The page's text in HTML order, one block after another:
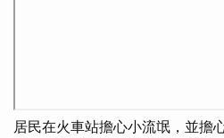
居民在火車站擔心小流氓，並擔